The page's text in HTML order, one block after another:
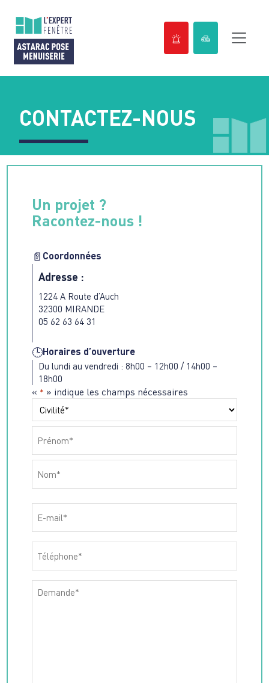
contenuCONTACTEZ-NOUS
Un projet ?
Racontez-nous !
📄 Coordonnées
Adresse :
1224 A Route d’Auch
32300 MIRANDE
05 62 63 64 31
🕒Horaires d’ouverture
Du lundi au vendredi : 8h00 – 12h00 / 14h00 –
18h00
« * » indique les champs nécessaires
Nom*
Préfixe
Prénom